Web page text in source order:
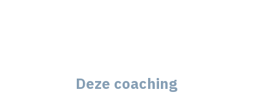
Deze coaching